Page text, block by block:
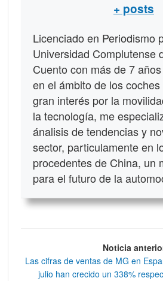
+ posts
Licenciado en Periodismo
Universidad Complutense
Cuento con más de 7
en el ámbito de los
gran interés por la
la tecnología, me
ánalisis de tendencias y
sector, particulamente en
procedentes de China, un
para el futuro de la
Noticia
Las cifras de ventas de MG en
julio han crecido un 338%